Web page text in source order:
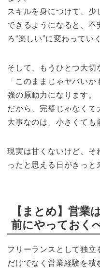
スキルを身につけて、
できるようになると、不
ろ“楽しい”に変わってい
そして、もうひとつ大切
「このままじゃヤバい
強の原動力になります。
だから、完璧じゃなくて
大事なのは、小さくても
現実は甘くないけど、そ
ったと思える日がきっと
【まとめ】営業
前にやっておく
フリーランスとして独
だけでなく営業経験を積